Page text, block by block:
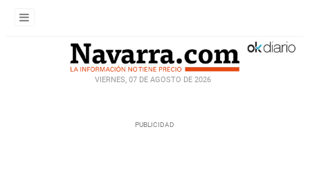
VIERNES, 07 DE AGOSTO DE 2026